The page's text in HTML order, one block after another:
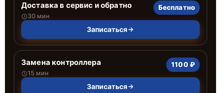
Доставка в сервис и обратно
30 мин
Бесплатно
Записаться
Замена контроллера
15 мин
1100 ₽
Записаться